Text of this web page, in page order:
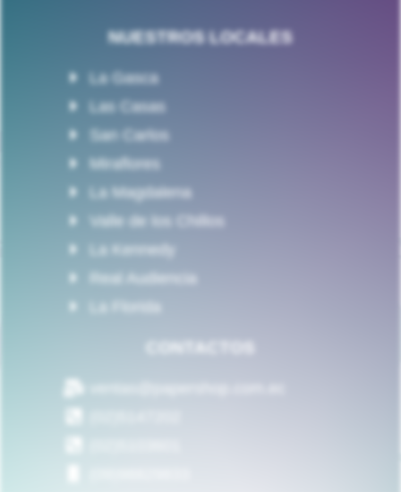
NUESTROS LOCALES
La Gasca
Las Casas
San Carlos
Miraflores
La Magdalena
Valle de los Chillos
La Kennedy
Real Audiencia
La Florida
CONTACTOS